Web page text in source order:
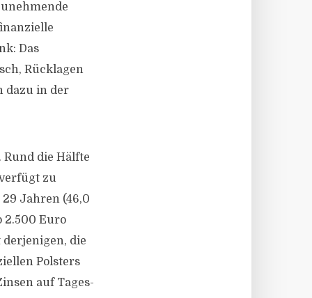
Das
Rücklagen
dazu in der
die Hälfte
zu
Jahren (46,0
2.500 Euro
derjenigen, die
Polsters
auf Tages-